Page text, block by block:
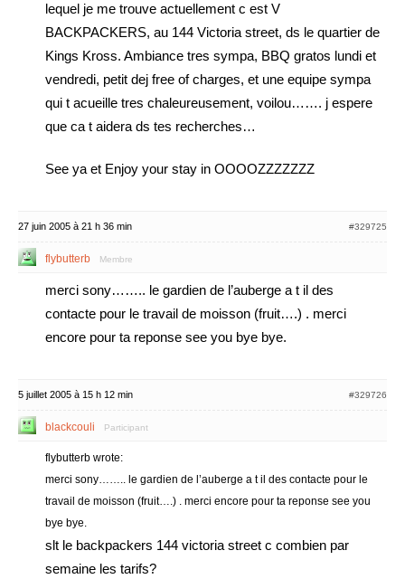
lequel je me trouve actuellement c est V
BACKPACKERS, au 144 Victoria street, ds le quartier de
Kings Kross. Ambiance tres sympa, BBQ gratos lundi et
vendredi, petit dej free of charges, et une equipe sympa
qui t acueille tres chaleureusement, voilou……. j espere
que ca t aidera ds tes recherches…
See ya et Enjoy your stay in OOOOZZZZZZZ
27 juin 2005 à 21 h 36 min #329725
flybutterb Membre
merci sony…….. le gardien de l’auberge a t il des
contacte pour le travail de moisson (fruit….) . merci
encore pour ta reponse see you bye bye.
5 juillet 2005 à 15 h 12 min #329726
blackcouli Participant
flybutterb wrote:
merci sony…….. le gardien de l’auberge a t il des contacte pour le
travail de moisson (fruit….) . merci encore pour ta reponse see you
bye bye.
slt le backpackers 144 victoria street c combien par
semaine les tarifs?